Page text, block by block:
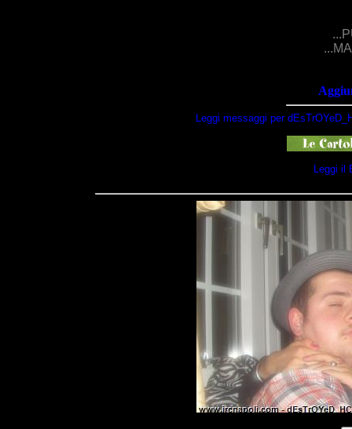
Leggi messaggi per
Leggi il